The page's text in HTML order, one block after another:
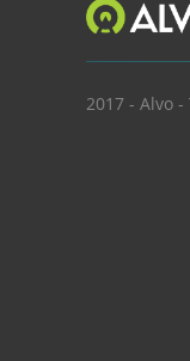
2017 - Alvo